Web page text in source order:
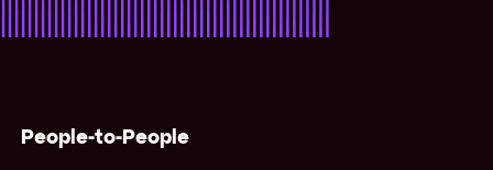
People-to-People